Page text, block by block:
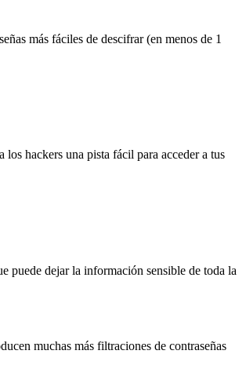
más fáciles de descifrar (en menos de 1
hackers una pista fácil para acceder a tus
puede dejar la información sensible de toda la
muchas más filtraciones de contraseñas